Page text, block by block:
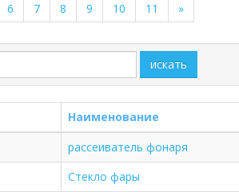
6 7 8 9 10 11 »
искать
Наименование
рассеиватель фонаря
Стекло фары